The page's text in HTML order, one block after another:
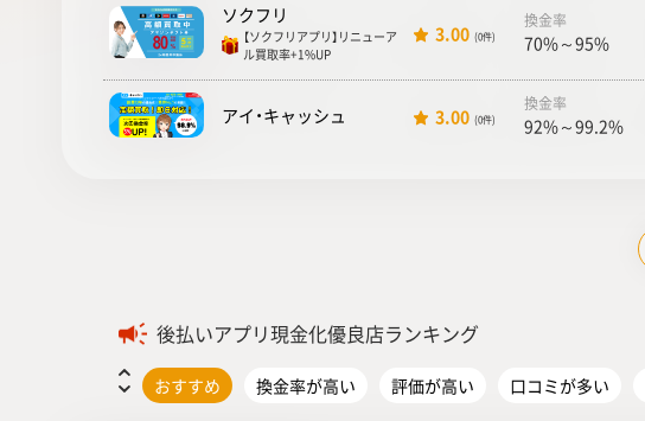
ソクフリ
【ソクフリアプリ】リニューア
ル買取率+1%UP
3.00 (0件)
換金率
70%～95%
アイ・キャッシュ 3.00 (0件)
換金率
92%～99.2%
後払いアプリ現金化優良店ランキング
おすすめ 換金率が高い 評価が高い 口コミが多い